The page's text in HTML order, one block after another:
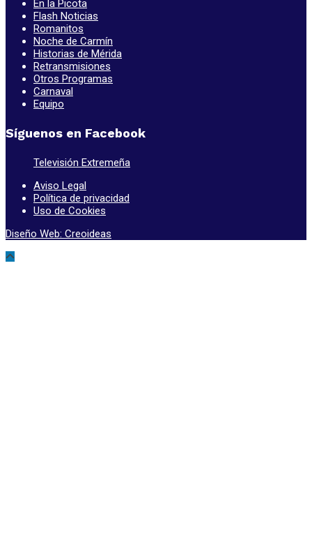
En la Picota
Flash Noticias
Romanitos
Noche de Carmín
Historias de Mérida
Retransmisiones
Otros Programas
Carnaval
Equipo
Síguenos en Facebook
Televisión Extremeña
Aviso Legal
Política de privacidad
Uso de Cookies
Diseño Web: Creoideas